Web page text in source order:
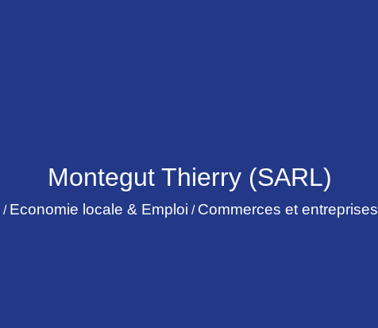
Montegut Thierry (SARL)
/ Economie locale & Emploi / Commerces et entreprises